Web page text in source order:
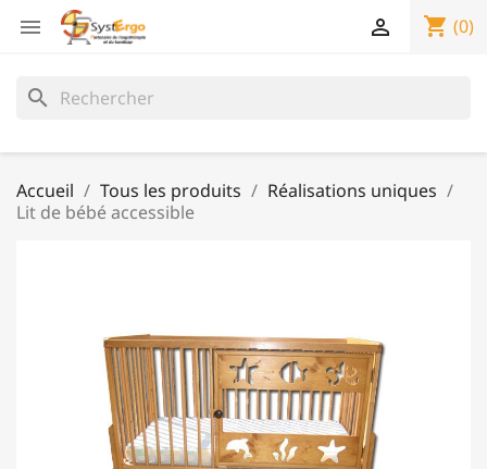
 shopping_cart (0)

search
Accueil Tous les produits
Réalisations uniques
Lit de bébé accessible